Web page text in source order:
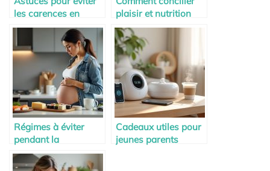
les carences en
vitamine D pendant
la maternité
plaisir et nutrition
pendant la maternité
Régimes à éviter
pendant la
grossesse : ce qu’il
faut savoir
Cadeaux utiles pour
jeunes parents